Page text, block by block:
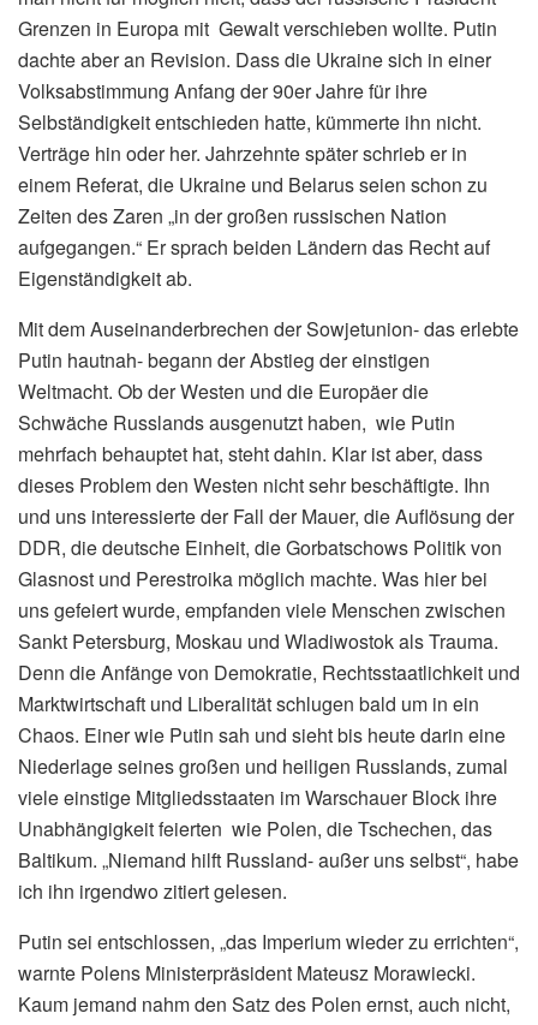
Grenzen in Europa mit Gewalt verschieben wollte. Putin
dachte aber an Revision. Dass die Ukraine sich in einer
Volksabstimmung Anfang der 90er Jahre für ihre
Selbständigkeit entschieden hatte, kümmerte ihn nicht.
Verträge hin oder her. Jahrzehnte später schrieb er in
einem Referat, die Ukraine und Belarus seien schon zu
Zeiten des Zaren „in der großen russischen Nation
aufgegangen.“ Er sprach beiden Ländern das Recht auf
Eigenständigkeit ab.
Mit dem Auseinanderbrechen der Sowjetunion- das erlebte
Putin hautnah- begann der Abstieg der einstigen
Weltmacht. Ob der Westen und die Europäer die
Schwäche Russlands ausgenutzt haben, wie Putin
mehrfach behauptet hat, steht dahin. Klar ist aber, dass
dieses Problem den Westen nicht sehr beschäftigte. Ihn
und uns interessierte der Fall der Mauer, die Auflösung der
DDR, die deutsche Einheit, die Gorbatschows Politik von
Glasnost und Perestroika möglich machte. Was hier bei
uns gefeiert wurde, empfanden viele Menschen zwischen
Sankt Petersburg, Moskau und Wladiwostok als Trauma.
Denn die Anfänge von Demokratie, Rechtsstaatlichkeit und
Marktwirtschaft und Liberalität schlugen bald um in ein
Chaos. Einer wie Putin sah und sieht bis heute darin eine
Niederlage seines großen und heiligen Russlands, zumal
viele einstige Mitgliedsstaaten im Warschauer Block ihre
Unabhängigkeit feierten wie Polen, die Tschechen, das
Baltikum. „Niemand hilft Russland- außer uns selbst“, habe
ich ihn irgendwo zitiert gelesen.
Putin sei entschlossen, „das Imperium wieder zu errichten“,
warnte Polens Ministerpräsident Mateusz Morawiecki.
Kaum jemand nahm den Satz des Polen ernst, auch nicht,